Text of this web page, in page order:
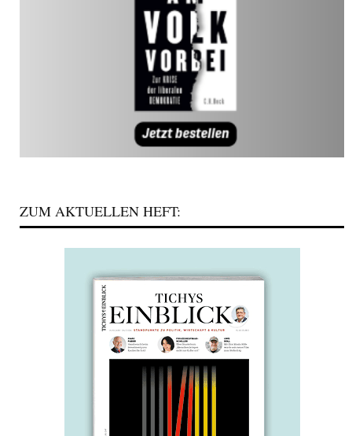
ZUM AKTUELLEN HEFT: